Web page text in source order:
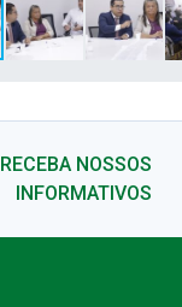
RECEBA NOSSOS
INFORMATIVOS